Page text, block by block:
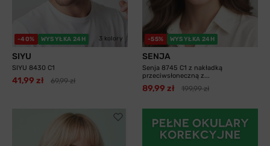
-40% WYSYŁKA 24H 3 kolory
SIYU
SIYU 8430 C1
41,99 zł 69,99 zł
-55% WYSYŁKA 24H
SENJA
Senja 8745 C1 z nakładką
przeciwsłoneczną z...
89,99 zł 199,99 zł